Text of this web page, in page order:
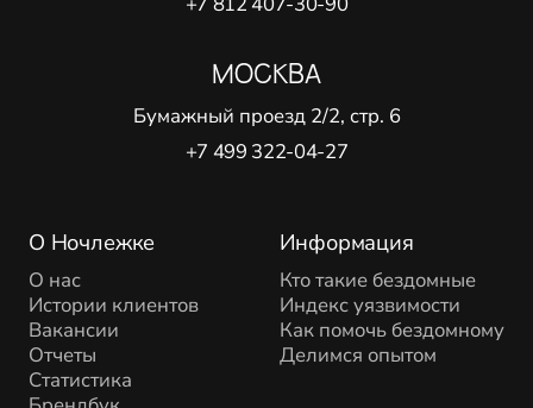
О Ночлежке
О нас
Истории клиентов
Вакансии
Отчеты
Статистика
Информация
Кто такие бездомные
Индекс уязвимости
Как помочь бездомному
Делимся опытом
МОСКВА
Бумажный проезд 2/2, стр. 6
+7 499 322-04-27